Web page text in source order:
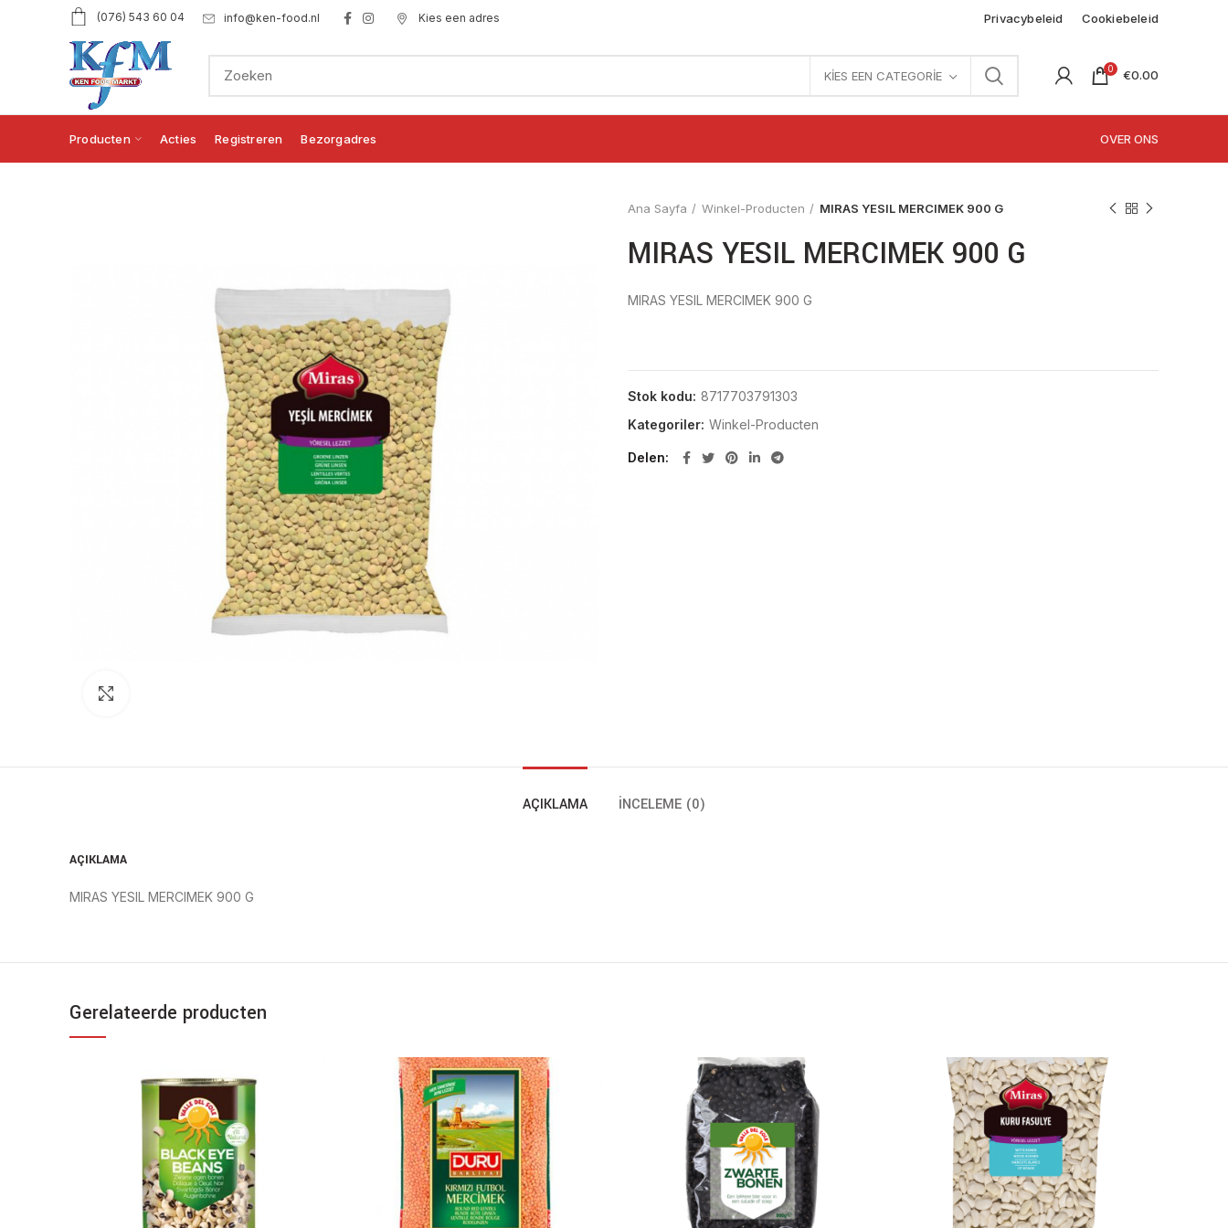
(076) 543 60 04 info@ken-food.nl Kies een adres Privacybeleid Cookiebeleid
KIES EEN CATEGORIE 0 €0.00
Producten Acties Registreren Bezorgadres OVER ONS
Ana Sayfa Winkel-Producten MIRAS YESIL MERCIMEK 900 G
MIRAS YESIL MERCIMEK 900 G
MIRAS YESIL MERCIMEK 900 G
Stok kodu: 8717703791303
Kategoriler: Winkel-Producten
Delen
AÇIKLAMA İNCELEME (0)
AÇIKLAMA
MIRAS YESIL MERCIMEK 900 G
Gerelateerde producten